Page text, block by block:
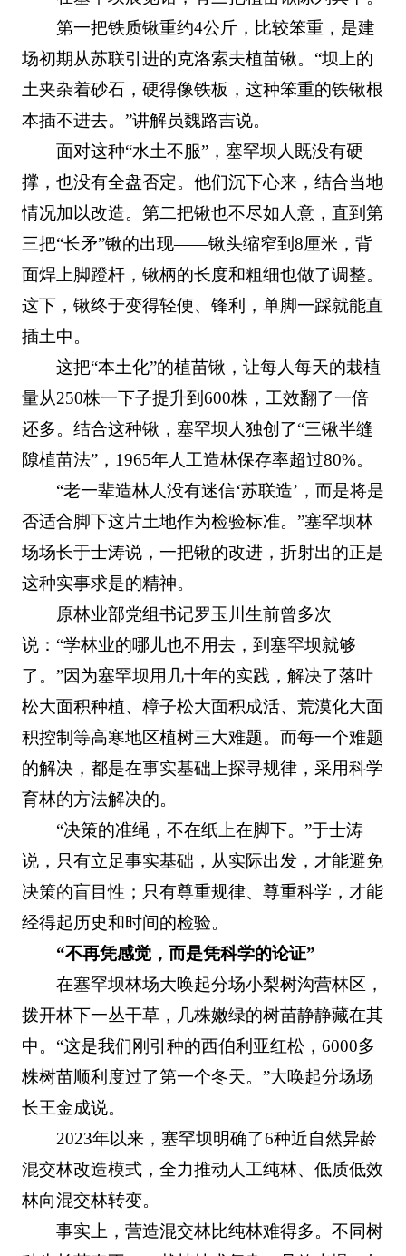
第一把铁质锹重约4公斤，比较笨重，是建
场初期从苏联引进的克洛索夫植苗锹。“坝上的
土夹杂着砂石，硬得像铁板，这种笨重的铁锹根
本插不进去。”讲解员魏路吉说。
面对这种“水土不服”，塞罕坝人既没有硬
撑，也没有全盘否定。他们沉下心来，结合当地
情况加以改造。第二把锹也不尽如人意，直到第
三把“长矛”锹的出现——锹头缩窄到8厘米，背
面焊上脚蹬杆，锹柄的长度和粗细也做了调整。
这下，锹终于变得轻便、锋利，单脚一踩就能直
插土中。
这把“本土化”的植苗锹，让每人每天的栽植
量从250株一下子提升到600株，工效翻了一倍
还多。结合这种锹，塞罕坝人独创了“三锹半缝
隙植苗法”，1965年人工造林保存率超过80%。
“老一辈造林人没有迷信‘苏联造’，而是将是
否适合脚下这片土地作为检验标准。”塞罕坝林
场场长于士涛说，一把锹的改进，折射出的正是
这种实事求是的精神。
原林业部党组书记罗玉川生前曾多次
说：“学林业的哪儿也不用去，到塞罕坝就够
了。”因为塞罕坝用几十年的实践，解决了落叶
松大面积种植、樟子松大面积成活、荒漠化大面
积控制等高寒地区植树三大难题。而每一个难题
的解决，都是在事实基础上探寻规律，采用科学
育林的方法解决的。
“决策的准绳，不在纸上在脚下。”于士涛
说，只有立足事实基础，从实际出发，才能避免
决策的盲目性；只有尊重规律、尊重科学，才能
经得起历史和时间的检验。
“不再凭感觉，而是凭科学的论证”
在塞罕坝林场大唤起分场小梨树沟营林区，
拨开林下一丛干草，几株嫩绿的树苗静静藏在其
中。“这是我们刚引种的西伯利亚红松，6000多
株树苗顺利度过了第一个冬天。”大唤起分场场
长王金成说。
2023年以来，塞罕坝明确了6种近自然异龄
混交林改造模式，全力推动人工纯林、低质低效
林向混交林转变。
事实上，营造混交林比纯林难得多。不同树